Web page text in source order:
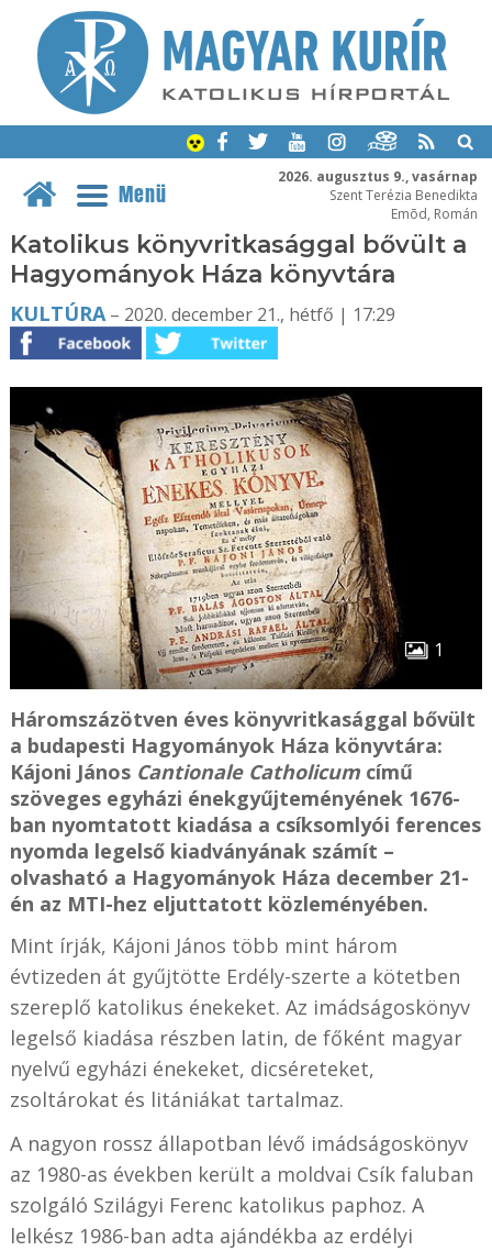
2026. augusztus 9., vasárnap
Szent Terézia Benedikta
Emõd, Román
Menü
Katolikus könyvritkasággal bővült a
Hagyományok Háza könyvtára
KULTÚRA– 2020. december 21., hétfő | 17:29
1
Háromszázötven éves könyvritkasággal bővült
a budapesti Hagyományok Háza könyvtára:
Kájoni János Cantionale Catholicumcímű
szöveges egyházi énekgyűjteményének 1676-
ban nyomtatott kiadása a csíksomlyói ferences
nyomda legelső kiadványának számít –
olvasható a Hagyományok Háza december 21-
én az MTI-hez eljuttatott közleményében.
Mint írják, Kájoni János több mint három
évtizeden át gyűjtötte Erdély-szerte a kötetben
szereplő katolikus énekeket. Az imádságoskönyv
legelső kiadása részben latin, de főként magyar
nyelvű egyházi énekeket, dicséreteket,
zsoltárokat és litániákat tartalmaz.
A nagyon rossz állapotban lévő imádságoskönyv
az 1980-as években került a moldvai Csík faluban
szolgáló Szilágyi Ferenc katolikus paphoz. A
lelkész 1986-ban adta ajándékba az erdélyi